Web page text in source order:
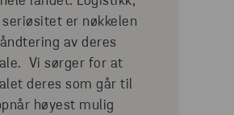
er nøkkelen
av deres
Vi sørger for at
deres som går til
høyest mulig